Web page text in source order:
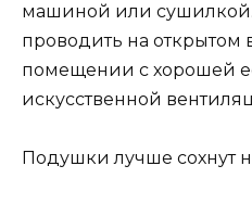
машиной или
проводить на открытом
помещении с хорошей
искусственной
Подушки лучше сохнут